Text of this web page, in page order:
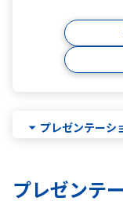
プレゼンテーシ
プレゼンテ